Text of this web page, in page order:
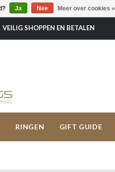
VEILIG SHOPPEN EN BETALEN
RINGEN GIFT GUIDE
Ja Nee Meer over cookies »